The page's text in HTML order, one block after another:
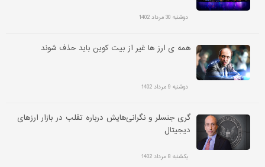
دوشنبه 30 مرداد 1402
همه ی ارز ها غیر از بیت کوین باید حذف شوند
دوشنبه 9 مرداد 1402
گری جنسلر و نگرانی‌هایش درباره تقلب در بازار ارزهای
دیجیتال
یکشنبه 8 مرداد 1402